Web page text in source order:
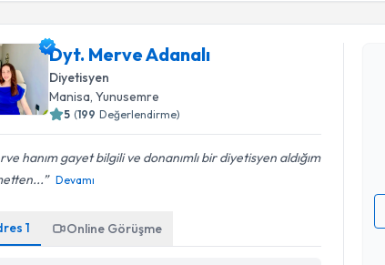
Dyt. Merve Adanalı
Diyetisyen
Manisa, Yunusemre
5 (199 Değerlendirme)
hanım gayet bilgili ve donanımlı bir diyetisyen aldığım
Devamı
1 Online Görüşme